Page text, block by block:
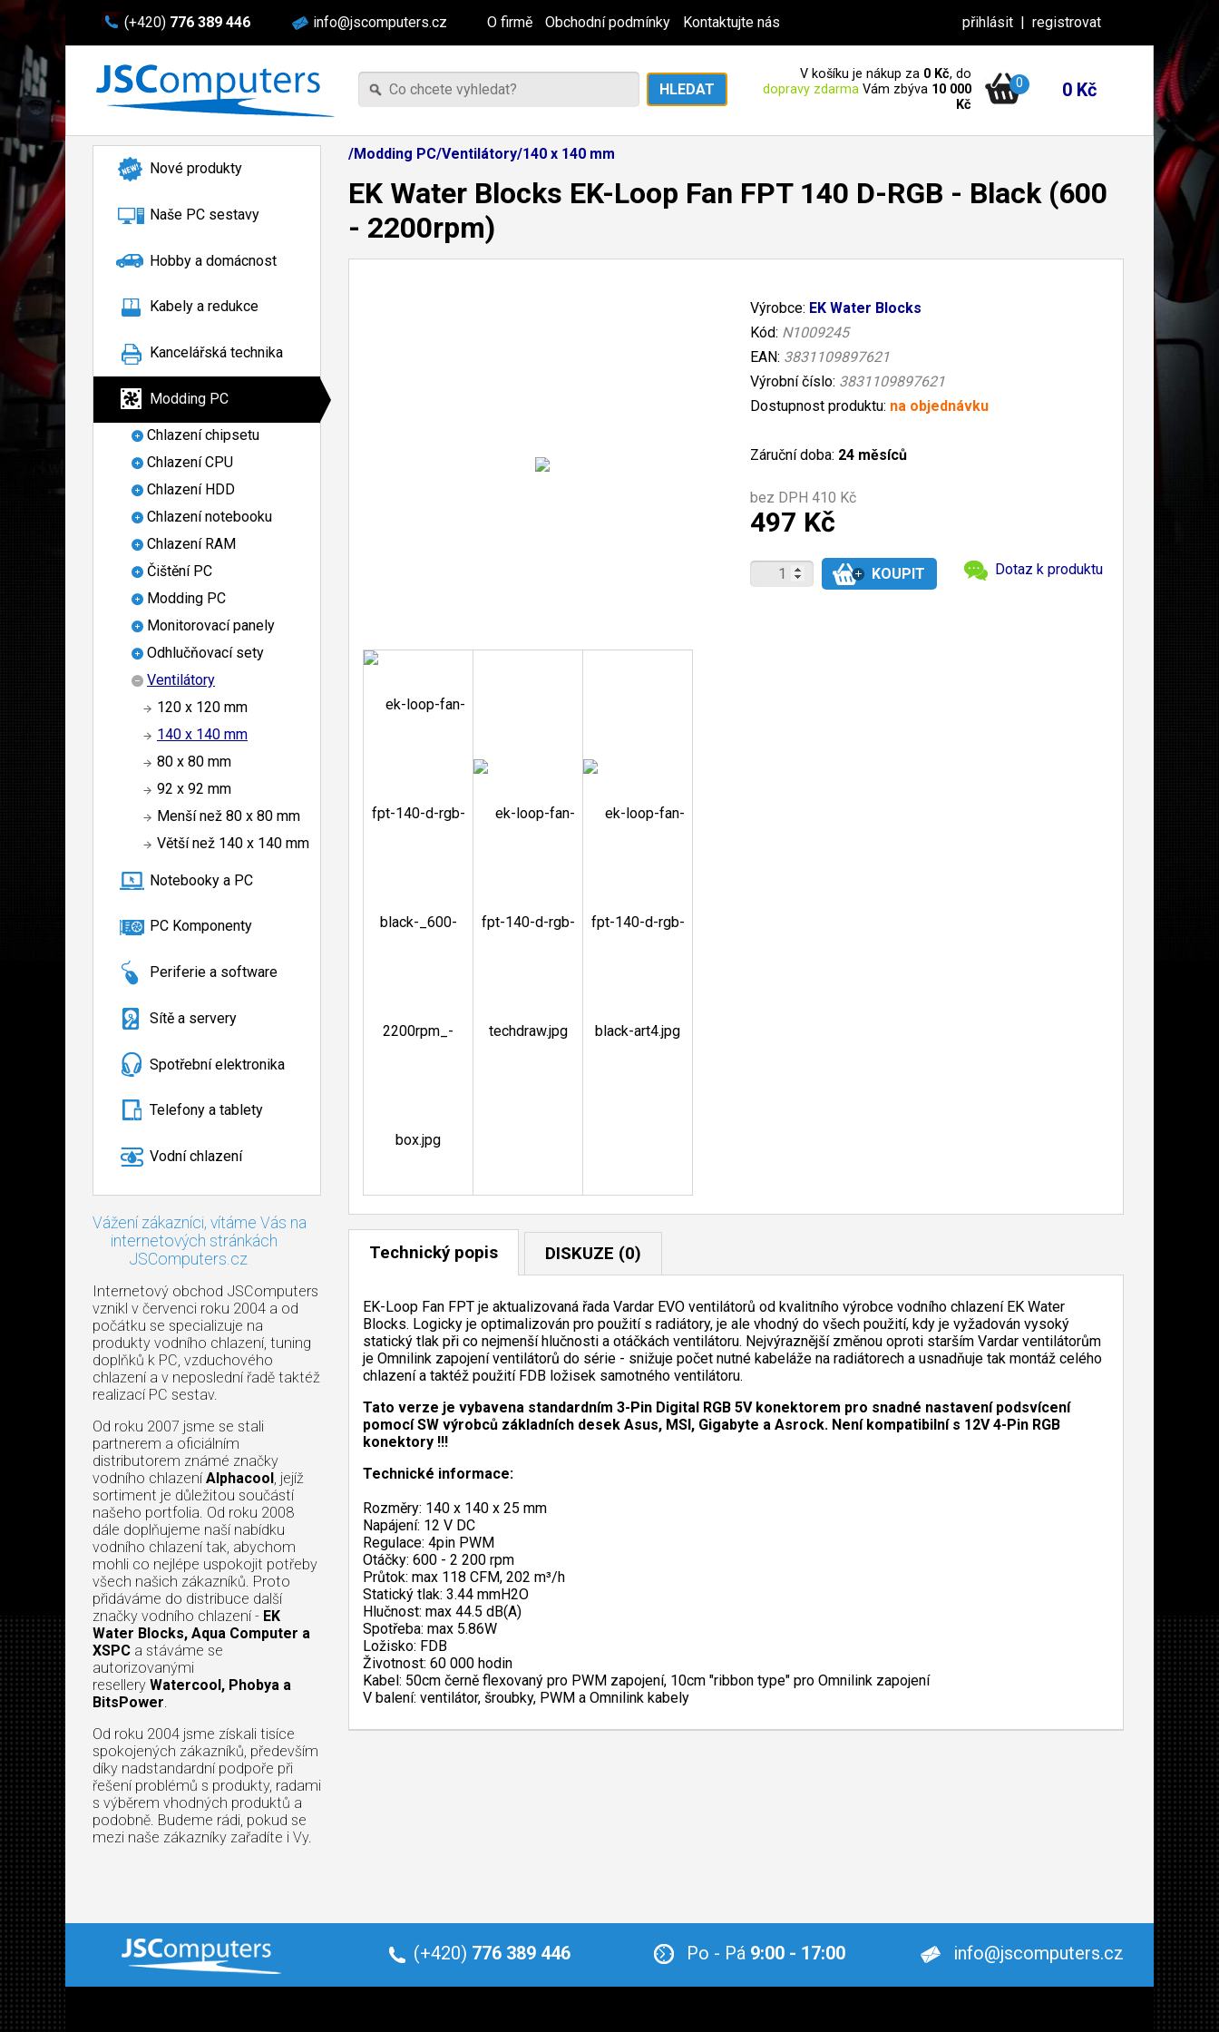
(+420) 776 389 446 info@jscomputers.cz O firmě Obchodní podmínky Kontaktujte nás přihlásit | registrovat
V košíku je nákup za 0 Kč, do
dopravy zdarma Vám zbýva 10 000
Kč
0 0 Kč
Nové produkty
Naše PC sestavy
Hobby a domácnost
Kabely a redukce
Kancelářská technika
Modding PC
Chlazení chipsetu
Chlazení CPU
Chlazení HDD
Chlazení notebooku
Chlazení RAM
Čištění PC
Modding PC
Monitorovací panely
Odhlučňovací sety
Ventilátory
120 x 120 mm
140 x 140 mm
80 x 80 mm
92 x 92 mm
Menší než 80 x 80 mm
Větší než 140 x 140 mm
Notebooky a PC
PC Komponenty
Periferie a software
Sítě a servery
Spotřební elektronika
Telefony a tablety
Vodní chlazení
Vážení zákazníci, vítáme Vás na
internetových stránkách
JSComputers.cz
Internetový obchod JSComputers
vznikl v červenci roku 2004 a od
počátku se specializuje na
produkty vodního chlazení, tuning
doplňků k PC, vzduchového
chlazení a v neposlední řadě taktéž
realizací PC sestav.
Od roku 2007 jsme se stali
partnerem a oficiálním
distributorem známé značky
vodního chlazení Alphacool, jejíž
sortiment je důležitou součástí
našeho portfolia. Od roku 2008
dále doplňujeme naší nabídku
vodního chlazení tak, abychom
mohli co nejlépe uspokojit potřeby
všech našich zákazníků. Proto
přidáváme do distribuce další
značky vodního chlazení - EK
Water Blocks, Aqua Computer a
XSPC a stáváme se
autorizovanými
resellery Watercool, Phobya a
BitsPower.
Od roku 2004 jsme získali tisíce
spokojených zákazníků, především
díky nadstandardní podpoře při
řešení problémů s produkty, radami
s výběrem vhodných produktů a
podobně. Budeme rádi, pokud se
mezi naše zákazníky zařadíte i Vy.
/Modding PC/Ventilátory/140 x 140 mm
EK Water Blocks EK-Loop Fan FPT 140 D-RGB - Black (600
- 2200rpm)
Výrobce: EK Water Blocks
Kód: N1009245
EAN: 3831109897621
Výrobní číslo: 3831109897621
Dostupnost produktu: na objednávku
Záruční doba: 24 měsíců
bez DPH 410 Kč
497 Kč
Dotaz k produktu
Technický popis DISKUZE (0)
EK-Loop Fan FPT je aktualizovaná řada Vardar EVO ventilátorů od kvalitního výrobce vodního chlazení EK Water
Blocks. Logicky je optimalizován pro použití s radiátory, je ale vhodný do všech použití, kdy je vyžadován vysoký
statický tlak při co nejmenší hlučnosti a otáčkách ventilátoru. Nejvýraznější změnou oproti starším Vardar ventilátorům
je Omnilink zapojení ventilátorů do série - snižuje počet nutné kabeláže na radiátorech a usnadňuje tak montáž celého
chlazení a taktéž použití FDB ložisek samotného ventilátoru.
Tato verze je vybavena standardním 3-Pin Digital RGB 5V konektorem pro snadné nastavení podsvícení
pomocí SW výrobců základních desek Asus, MSI, Gigabyte a Asrock. Není kompatibilní s 12V 4-Pin RGB
konektory !!!
Technické informace:
Rozměry: 140 x 140 x 25 mm
Napájení: 12 V DC
Regulace: 4pin PWM
Otáčky: 600 - 2 200 rpm
Průtok: max 118 CFM, 202 m³/h
Statický tlak: 3.44 mmH2O
Hlučnost: max 44.5 dB(A)
Spotřeba: max 5.86W
Ložisko: FDB
Životnost: 60 000 hodin
Kabel: 50cm černě flexovaný pro PWM zapojení, 10cm "ribbon type" pro Omnilink zapojení
V balení: ventilátor, šroubky, PWM a Omnilink kabely
(+420) 776 389 446 Po - Pá 9:00 - 17:00 info@jscomputers.cz